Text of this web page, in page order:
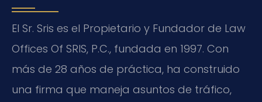
El Sr. Sris es el Propietario y Fundador de Law
Offices Of SRIS, P.C., fundada en 1997. Con
más de 28 años de práctica, ha construido
una firma que maneja asuntos de tráfico,